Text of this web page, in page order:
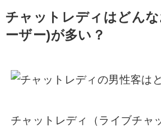
チャットレディはどん
ーザー)が多い？
チャットレディ（ライブチャ